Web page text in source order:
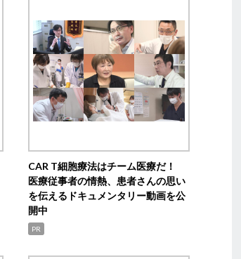
CAR T細胞療法はチーム医療だ！
医療従事者の情熱、患者さんの思い
を伝えるドキュメンタリー動画を公
開中
PR